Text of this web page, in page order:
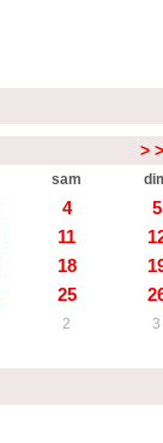
>
sam
4
5
11
18
25
2 3